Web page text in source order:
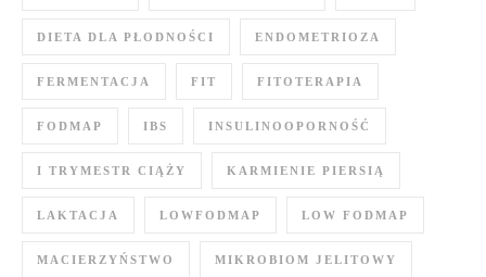
DIETA DLA PŁODNOŚCI ENDOMETRIOZA
FERMENTACJA FIT FITOTERAPIA
FODMAP IBS INSULINOOPORNOŚĆ
I TRYMESTR CIĄŻY KARMIENIE PIERSIĄ
LAKTACJA LOWFODMAP LOW FODMAP
MACIERZYŃSTWO MIKROBIOM JELITOWY